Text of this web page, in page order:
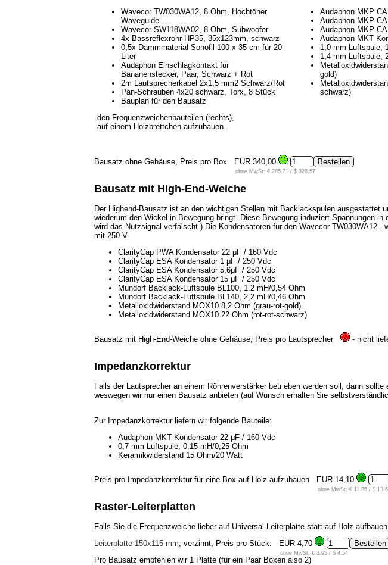
Wavecor TW030WA12, 8 Ohm, Hochtöner
Waveguide
Wavecor SW118WA02, 8 Ohm, Subwoofer
4x Bassreflexrohr HP35, 35x123mm, schwarz
0,5x Dämmmaterial Sonofil 100 x 35 cm für 20
Liter
Audaphon Einschlagkontakt für
Bananenstecker, Paar, Schwarz + Rot
2m Lautsprecherkabel 2x1,5 mm2 Schwarz/Rot
Pan-Schrauben 4x20 schwarz, Torx, 8 Stück
Bauplan für den Bausatz
den Frequenzweichenbauteilen (rechts),
auf einem Holzbrettchen aufzubauen.
Audaphon MKP
Audaphon MKP
Audaphon MKP
Audaphon MKT
1,0 mm Luftspule,
1,4 mm Luftspule,
gold)
schwarz)
Bausatz ohne Gehäuse, Preis pro Box EUR 340,00
ohne MwSt: € 285.71 / $ 328.57
Bausatz mit High-End-Weiche
Der Highend-Bausatz ist an den wichtigen Stellen mit Backlackspulen ausgestattet
wiederum den Wickel in Bewegung bringt. Diese Bewegung induziert Spannungen
wird das Nutzsignal verfälscht.) Die Kondensatoren für den Wavecor TW030WA12
mit 250 V.
ClarityCap PWA Kondensator 22 μF / 160 Vdc
ClarityCap ESA Kondensator 1 μF / 250 Vdc
ClarityCap ESA Kondensator 5,6μF / 250 Vdc
ClarityCap ESA Kondensator 15 μF / 250 Vdc
Mundorf Backlack-Luftspule BL100, 1,2 mH/0,54 Ohm
Mundorf Backlack-Luftspule BL140, 2,2 mH/0,46 Ohm
Metalloxidwiderstand MOX10 8,2 Ohm (grau-rot-gold)
Metalloxidwiderstand MOX10 22 Ohm (rot-rot-schwarz)
Bausatz mit High-End-Weiche ohne Gehäuse, Preis pro Lautsprecher - nicht
Impedanzkorrektur
Falls der Lautsprecher an einem Röhrenverstärker betrieben werden soll, dann
weswegen wir nur einen Bausatz anbieten (auf Wunsch erhalten Sie
Zur Impedanzkorrektur liefern wir folgende Bauteile:
Audaphon MKT Kondensator 22 μF / 160 Vdc
0,7 mm Luftspule, 0,15 mH/0,25 Ohm
Keramikwiderstand 15 Ohm/20 Watt
Preis pro Impedanzkorrektur für eine Box auf Holz aufzubauen EUR 14,10
ohne MwSt: € 11.85 / $
Raster-Leiterplatten
Falls Sie die Frequenzweiche lieber auf Universal-Leiterplatte statt auf Holz
Leiterplatte 150x115 mm , verzinnt, Preis pro Stück: EUR 4,70
ohne MwSt: € 3.95 / $ 4.54
Pro Bausatz empfehlen wir 1 Platte (für ein Paar Boxen also 2)